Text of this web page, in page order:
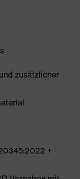
zusätzlicher
+